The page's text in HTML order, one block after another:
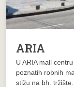
ARIA
U ARIA mall
poznatih robnih
stižu na bh. tržište.